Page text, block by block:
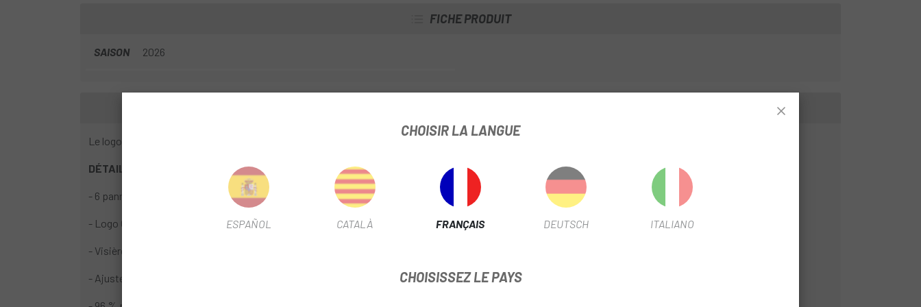
FICHE PRODUIT
SAISON 2026
Le logo en relief sur le devant est complété par un logo brodé plus petit au dos.
DÉTAILS
- 6 panneaux avec tasse moyenne
- Logo Oakley brodé
- Visière incurvée
- Ajustement
CHOISIR LA LANGUE
ESPAÑOL CATALÀ FRANÇAIS DEUTSCH ITALIANO
CHOISISSEZ LE PAYS